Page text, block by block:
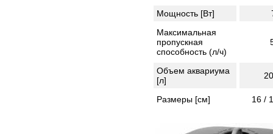
Мощность [Вт]
Максимальная
пропускная
способность (л/ч)
Объем аквариума
[л]
Размеры [см] 16 /